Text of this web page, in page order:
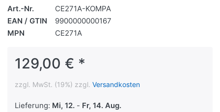
Art.-Nr.
CE271A-KOMPA
EAN / GTIN
9900000000167
MPN
CE271A
129,00 € *
zzgl. MwSt. (19%) zzgl. Versandkosten
Lieferung: Mi, 12. - Fr, 14. Aug.